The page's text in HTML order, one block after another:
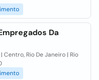
Da
Rio De Janeiro | Rio